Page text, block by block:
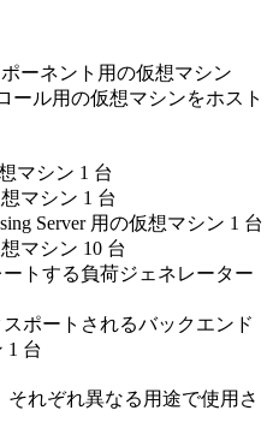
ーネント用の仮想マシン
ール用の仮想マシンをホスト
マシン 1 台
マシン 1 台
Server 用の仮想マシン 1 台
想マシン 10 台
トする負荷ジェネレーター
ポートされるバックエンド
1 台
れぞれ異なる用途で使用さ